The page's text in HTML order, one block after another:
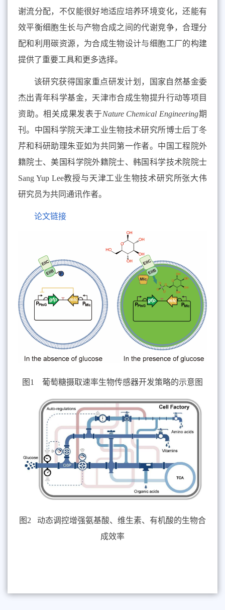
谢流分配，不仅能很好地适应培养环境变化，还能有
效平衡细胞生长与产物合成之间的代谢竞争，合理分
配和利用碳资源，为合成生物设计与细胞工厂的构建
提供了重要工具和更多选择。
该研究获得国家重点研发计划，国家自然基金委
杰出青年科学基金，天津市合成生物提升行动等项目
资助。相关成果发表于Nature Chemical Engineering期
刊。 中国科学院天津工业生物技术研究所博士后丁冬
芹和科研助理朱亚如为共同第一作者。中国工程院外
籍院士、美国科学院外籍院士、韩国科学技术院院士
Sang Yup Lee教授与天津工业生物技术研究所张大伟
研究员为共同通讯作者。
论文链接
图 1 葡萄糖摄取速率生物传感器开发策略的示意图
图 2 动态调控增强氨基酸、维生素、有机酸的生物合
成效率